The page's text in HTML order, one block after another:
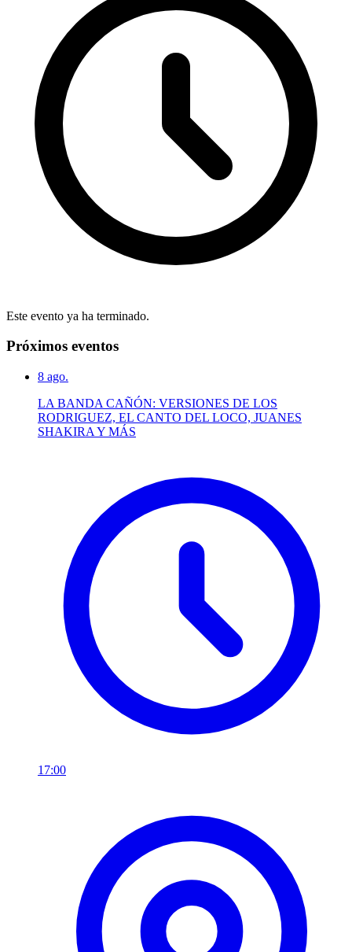
Este evento ya ha terminado.
Próximos eventos
8 ago.
LA BANDA CAÑÓN: VERSIONES DE LOS
RODRIGUEZ, EL CANTO DEL LOCO, JUANES
SHAKIRA Y MÁS
17:00